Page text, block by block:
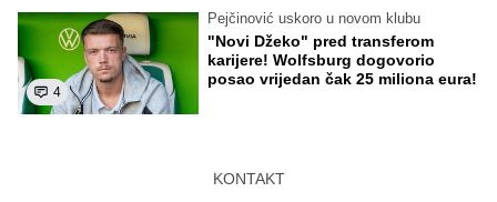
4
Pejčinović uskoro u novom klubu
"Novi Džeko" pred transferom
karijere! Wolfsburg dogovorio
posao vrijedan čak 25 miliona eura!
KONTAKT